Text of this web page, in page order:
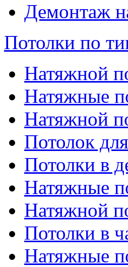
Демонтаж
Потолки по
Натяжной
Натяжные
Натяжной
Потолок
Потолки в
Натяжные
Натяжной
Потолки в
Натяжные